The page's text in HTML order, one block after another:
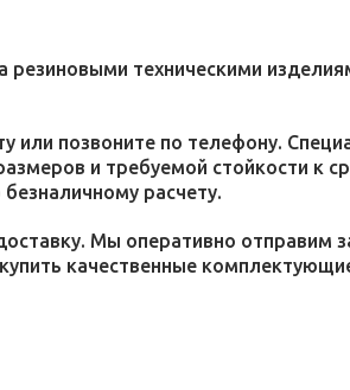
резиновыми техническими
или позвоните по телефону.
и требуемой стойкости к
расчету.
Мы оперативно отправим
качественные